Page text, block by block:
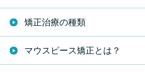
矯正治療の種類
マウスピース矯正とは？